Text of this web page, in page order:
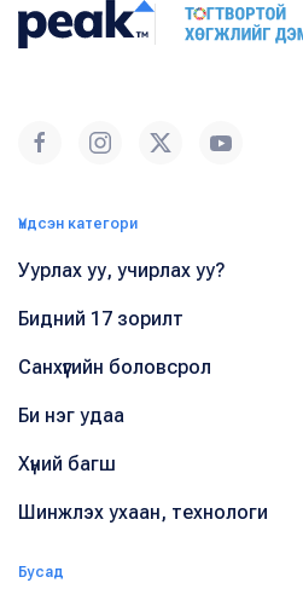
Үндсэн категори
Уурлах уу, учирлах уу?
Бидний 17 зорилт
Санхүүгийн боловсрол
Би нэг удаа
Хүний багш
Шинжлэх ухаан, технологи
Бусад